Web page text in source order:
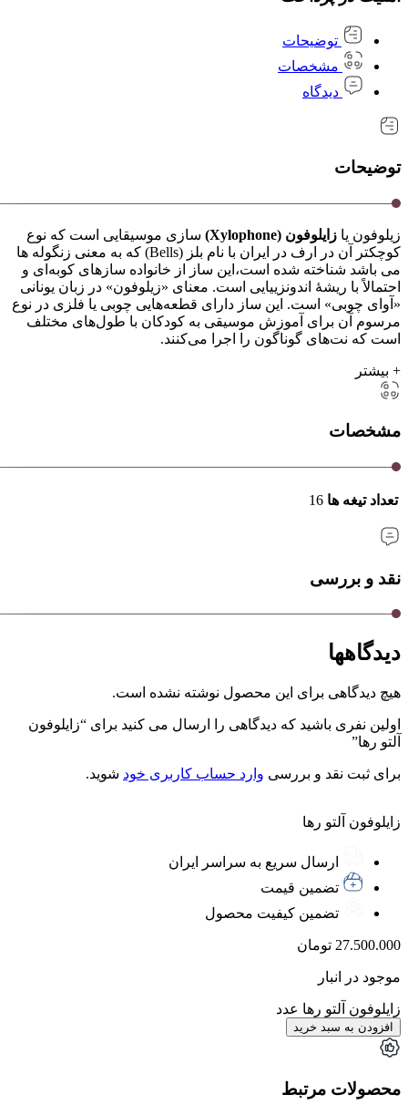
توضیحات
مشخصات
دیدگاه
توضیحات
زیلوفون‌ یا زایلوفون (Xylophone)
سازی موسیقایی است که نوع
کوچکتر آن در ارف در ایران با نام بلز (Bells) که به معنی زنگوله ها
می باشد شناخته شده است،این ساز از خانواده سازهای کوبه‌ای و
احتمالاً با ریشهٔ اندونزییایی است. معنای «زیلوفون» در زبان یونانی
«آوای چوبی» است. این ساز دارای قطعه‌هایی چوبی یا فلزی در نوع
مرسوم آن برای آموزش موسیقی به کودکان با طول‌های مختلف
است که نت‌های گوناگون را اجرا می‌کنند.
+ بیشتر
مشخصات
تعداد تیغه ها 16
نقد و بررسی
دیدگاهها
هیچ دیدگاهی برای این محصول نوشته نشده است.
اولین نفری باشید که دیدگاهی را ارسال می کنید برای “زایلوفون
آلتو رها”
برای ثبت نقد و بررسی وارد حساب کاربری خود شوید.
زایلوفون آلتو رها
ارسال سریع به سراسر ایران
تضمین قیمت
تضمین کیفیت محصول
27.500.000 تومان
موجود در انبار
زایلوفون آلتو رها عدد
افزودن به سبد خرید
محصولات مرتبط